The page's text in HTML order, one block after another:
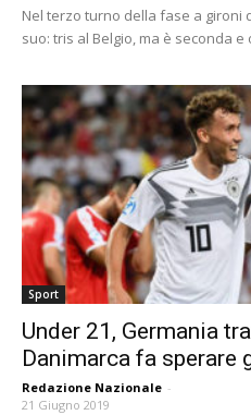
Nel terzo turno della fase a gironi
suo: tris al Belgio, ma è seconda e
Sport
Under 21, Germania
Danimarca fa sperare
Redazione Nazionale -
21 Giugno 2019